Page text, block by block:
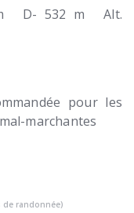
D- 532 m
Alt.
pour les
marchantes
de randonnée)